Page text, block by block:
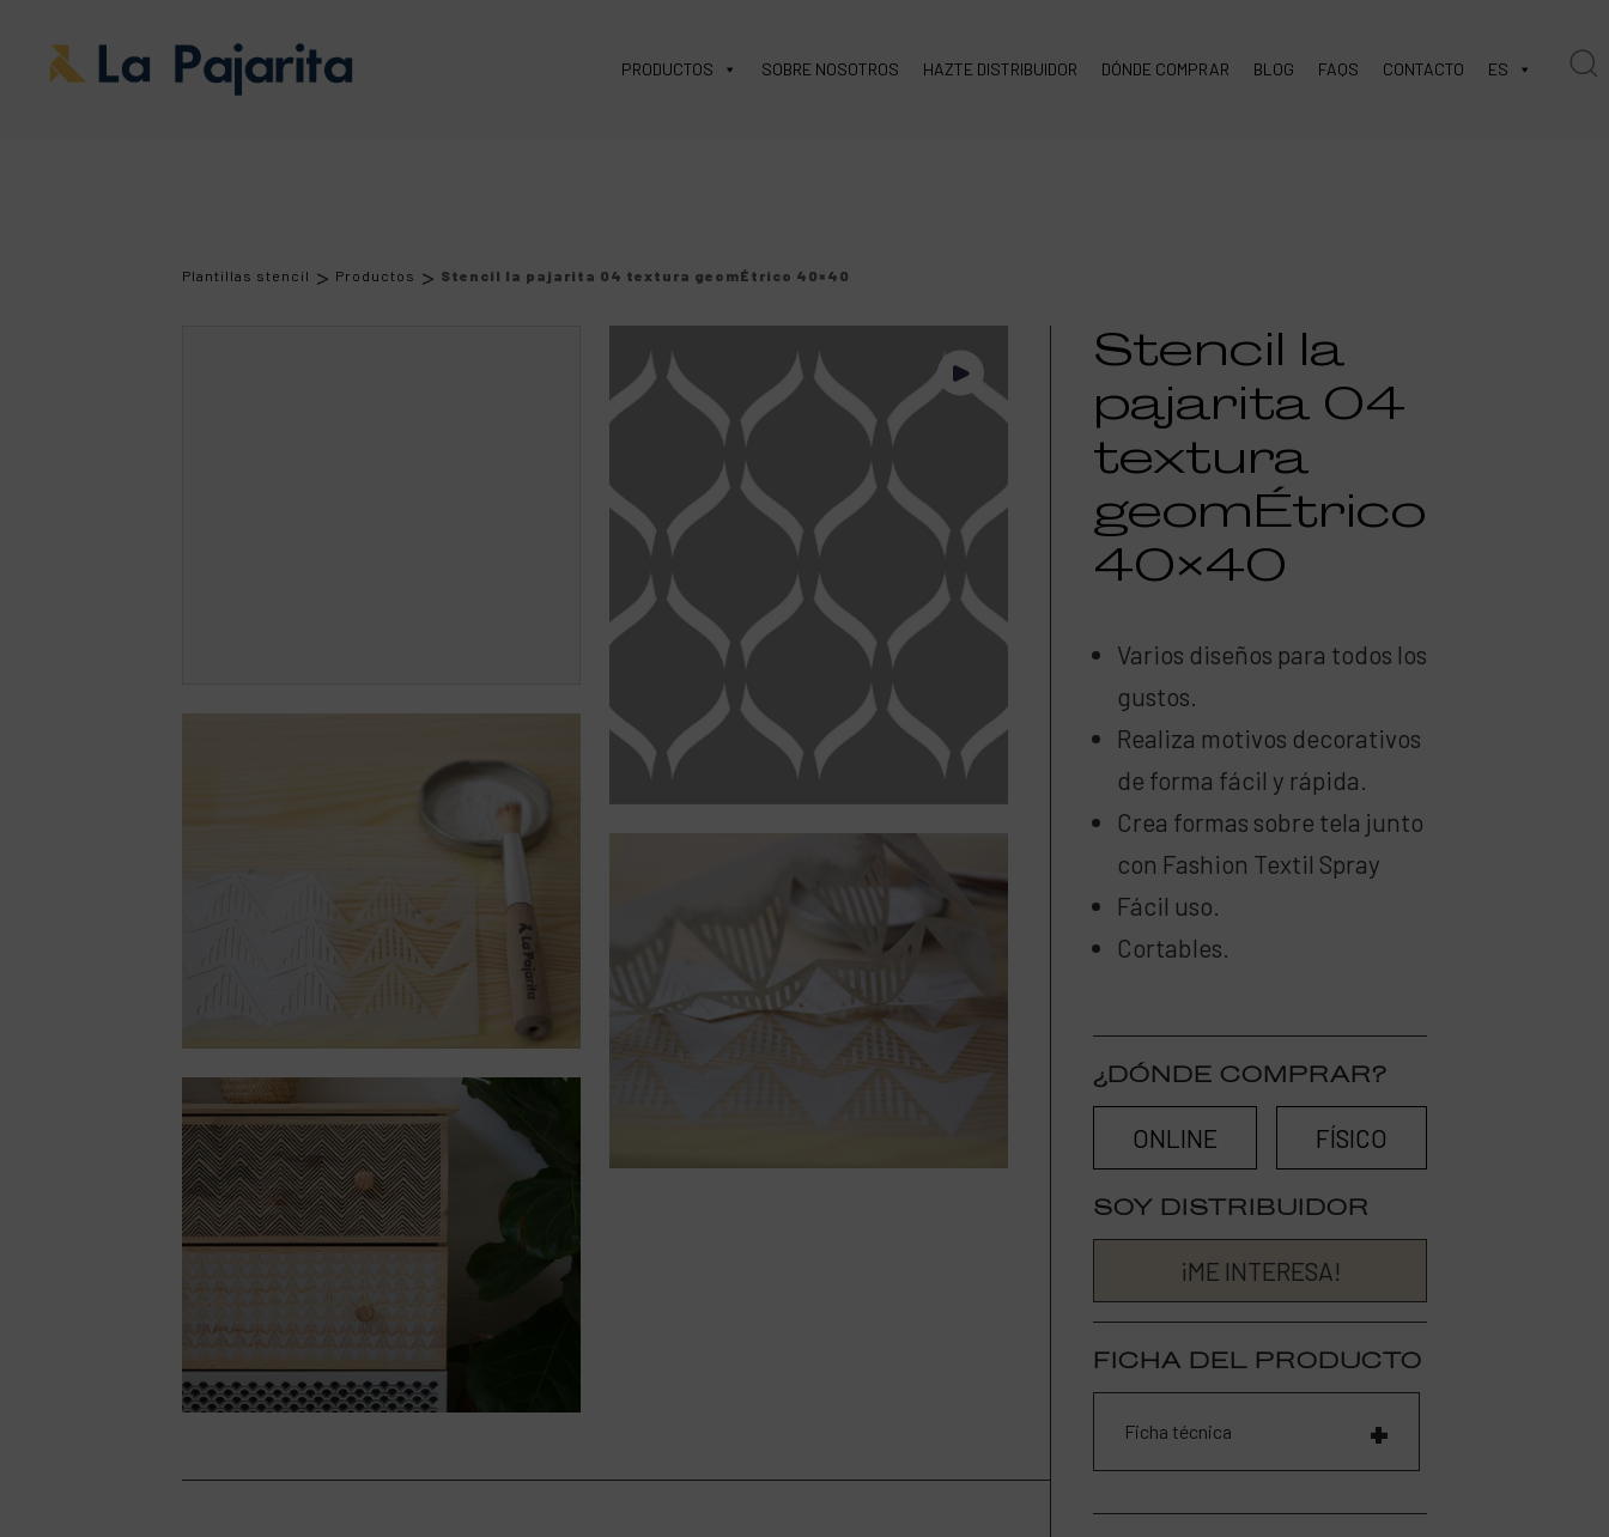
PRODUCTOS SOBRE NOSOTROS HAZTE DISTRIBUIDOR DÓNDE COMPRAR BLOG FAQS CONTACTO ES
Plantillas stencil > Productos > Stencil la pajarita 04 textura geomÉtrico 40×40
Stencil la
pajarita 04
textura
geomÉtrico
40×40
Varios diseños para todos los
gustos.
Realiza motivos decorativos
de forma fácil y rápida.
Crea formas sobre tela junto
con Fashion Textil Spray
Fácil uso.
Cortables.
¿DÓNDE COMPRAR?
ONLINE FÍSICO
SOY DISTRIBUIDOR
¡ME INTERESA!
FICHA DEL PRODUCTO
Ficha técnica